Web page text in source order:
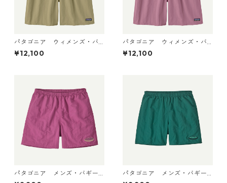
パタゴニア ウィメンズ・バ
ギーズ・ロング Weathered S
tone 57035 Patagonia Wom
¥12,100
パタゴニア ウィメンズ・バ
ギーズ・ロング Light Violet
57035 Patagonia Women's
¥12,100
パタゴニア メンズ・バギー
ズ・ショーツ ５インチ 5702
パタゴニア メンズ・バギー
ズ・ショーツ ５インチ 5702